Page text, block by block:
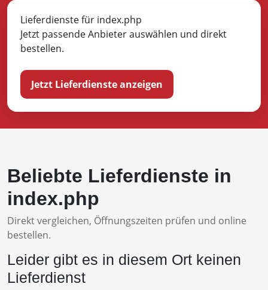
Lieferdienste für index.php
Jetzt passende Anbieter auswählen und direkt
bestellen.
Jetzt Lieferdienste anzeigen
Beliebte Lieferdienste in
index.php
Direkt vergleichen, Öffnungszeiten prüfen und online
bestellen.
Leider gibt es in diesem Ort keinen
Lieferdienst